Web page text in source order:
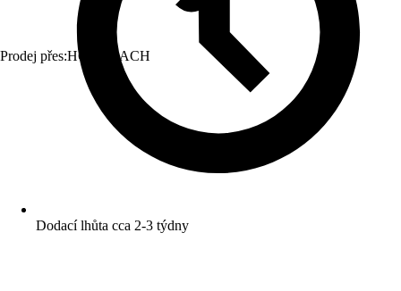
Prodej přes:HORNBACH
Dodací lhůta cca 2-3 týdny